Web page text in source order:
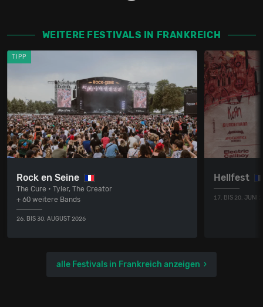
WEITERE FESTIVALS IN FRANKREICH
TIPP
Rock en Seine
The Cure • Tyler, The Creator
+ 60 weitere Bands
26. BIS 30. AUGUST 2026
Hellfest
17. BIS 20. JUNI
alle Festivals in Frankreich anzeigen